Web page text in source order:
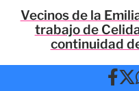
Vecinos de la
trabajo de
continuidad